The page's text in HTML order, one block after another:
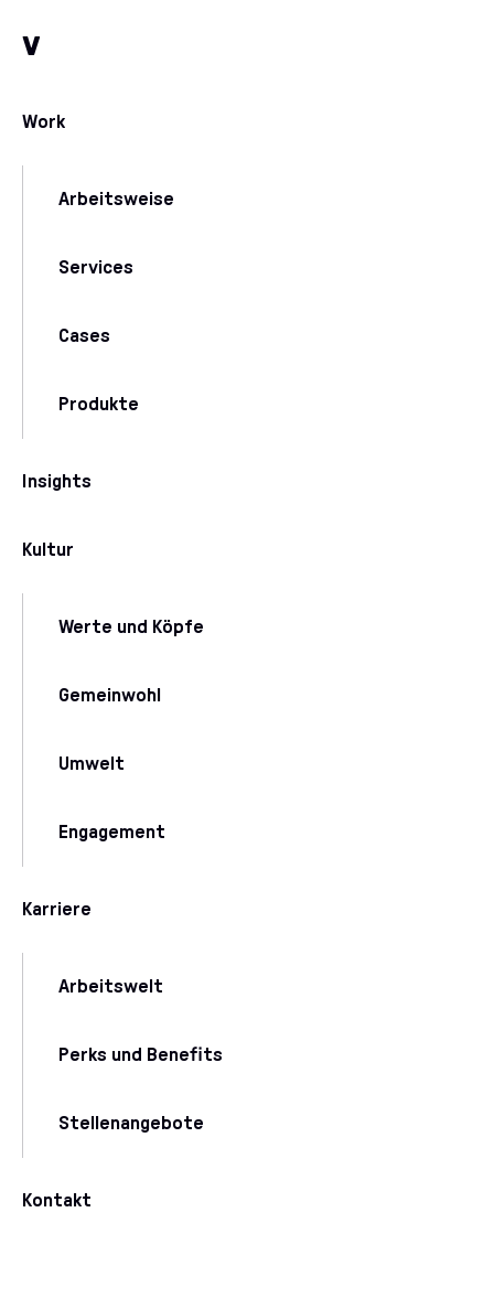
v
Work
Arbeitsweise
Services
Cases
Produkte
Insights
Kultur
Werte und Köpfe
Gemeinwohl
Umwelt
Engagement
Karriere
Arbeitswelt
Perks und Benefits
Stellenangebote
Kontakt